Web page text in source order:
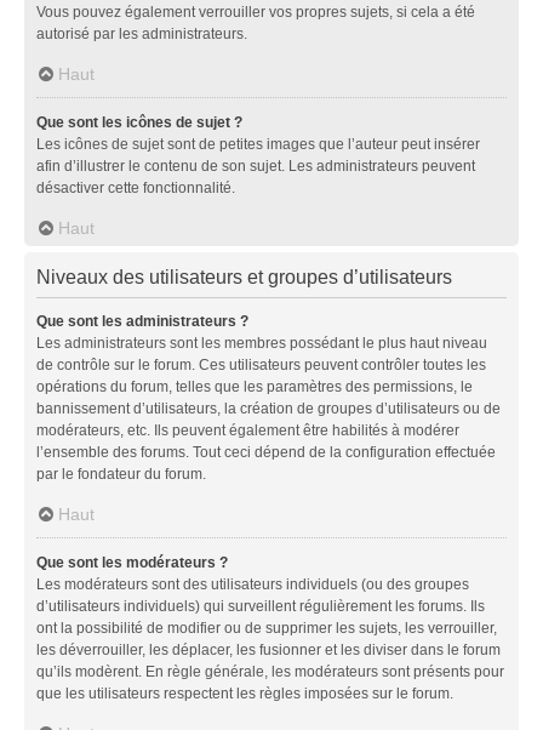
Vous pouvez également verrouiller vos propres sujets, si cela a été
autorisé par les administrateurs.
Haut
Que sont les icônes de sujet ?
Les icônes de sujet sont de petites images que l’auteur peut insérer
afin d’illustrer le contenu de son sujet. Les administrateurs peuvent
désactiver cette fonctionnalité.
Haut
Niveaux des utilisateurs et groupes d’utilisateurs
Que sont les administrateurs ?
Les administrateurs sont les membres possédant le plus haut niveau
de contrôle sur le forum. Ces utilisateurs peuvent contrôler toutes les
opérations du forum, telles que les paramètres des permissions, le
bannissement d’utilisateurs, la création de groupes d’utilisateurs ou de
modérateurs, etc. Ils peuvent également être habilités à modérer
l’ensemble des forums. Tout ceci dépend de la configuration effectuée
par le fondateur du forum.
Haut
Que sont les modérateurs ?
Les modérateurs sont des utilisateurs individuels (ou des groupes
d’utilisateurs individuels) qui surveillent régulièrement les forums. Ils
ont la possibilité de modifier ou de supprimer les sujets, les verrouiller,
les déverrouiller, les déplacer, les fusionner et les diviser dans le forum
qu’ils modèrent. En règle générale, les modérateurs sont présents pour
que les utilisateurs respectent les règles imposées sur le forum.